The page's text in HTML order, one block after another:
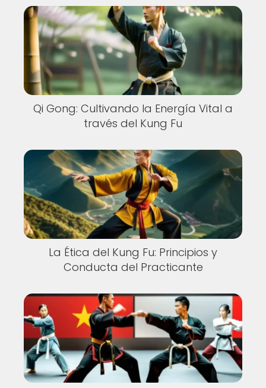
Qi Gong: Cultivando la Energía Vital a
través del Kung Fu
La Ética del Kung Fu: Principios y
Conducta del Practicante